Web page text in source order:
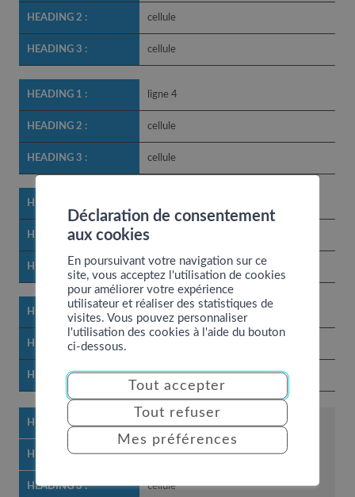
cellule
cellule
ligne 4
cellule
cellule
cellule
cellule
cellule
ligne 1
cellule
cellule
Déclaration de consentement
aux cookies
En poursuivant votre navigation sur ce
site, vous acceptez l'utilisation de cookies
pour améliorer votre expérience
utilisateur et réaliser des statistiques de
visites. Vous pouvez personnaliser
l'utilisation des cookies à l'aide du bouton
ci-dessous.
Tout accepter
Tout refuser
Mes préférences